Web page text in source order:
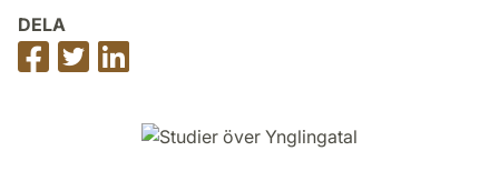
DELA
Dela
på
Dela
på
på